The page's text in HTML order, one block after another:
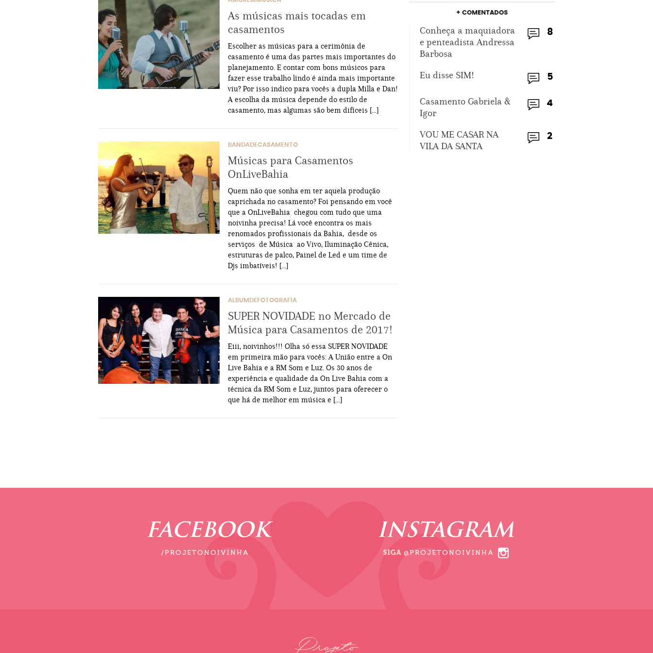
As músicas mais tocadas em
casamentos
Escolher as músicas para a cerimônia de
casamento é uma das partes mais importantes do
planejamento. E contar com bons músicos para
fazer esse trabalho lindo é ainda mais importante
viu? Por isso indico para vocês a dupla Milla e Dan!
A escolha da música depende do estilo de
casamento, mas algumas são bem difíceis […]
BANDADECASAMENTO
Músicas para Casamentos
OnLiveBahia
Quem não que sonha em ter aquela produção
caprichada no casamento? Foi pensando em você
que a OnLiveBahia chegou com tudo que uma
noivinha precisa! Lá você encontra os mais
renomados profissionais da Bahia, desde os
serviços de Música ao Vivo, Iluminação Cênica,
estruturas de palco, Painel de Led e um time de
Djs imbatíveis! […]
ALBUMDEFOTOGRAFIA
SUPER NOVIDADE no Mercado de
Música para Casamentos de 2017!
Eiii, noivinhos!!! Olha só essa SUPER NOVIDADE
em primeira mão para vocês: A União entre a On
Live Bahia e a RM Som e Luz. Os 30 anos de
experiência e qualidade da On Live Bahia com a
técnica da RM Som e Luz, juntos para oferecer o
que há de melhor em música e […]
+ COMENTADOS
8
Conheça a maquiadora
e penteadista Andressa
Barbosa
5
Eu disse SIM!
4
Casamento Gabriela &
Igor
2
VOU ME CASAR NA
VILA DA SANTA
FACEBOOK
/PROJETONOIVINHA
INSTAGRAM
SIGA @PROJETONOIVINHA